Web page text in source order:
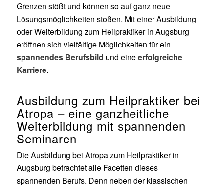
Grenzen stößt und können so auf ganz neue
Lösungsmöglichkeiten stoßen. Mit einer Ausbildung
oder Weiterbildung zum Heilpraktiker in Augsburg
eröffnen sich vielfältige Möglichkeiten für ein
spannendes Berufsbild und eineerfolgreiche
Karriere.
Ausbildung zum Heilpraktiker bei
Atropa – eine ganzheitliche
Weiterbildung mit spannenden
Seminaren
Die Ausbildung bei Atropa zum Heilpraktiker in
Augsburg betrachtet alle Facetten dieses
spannenden Berufs. Denn neben der klassischen